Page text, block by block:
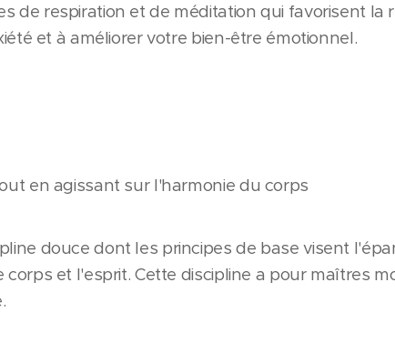
de respiration et de méditation qui favorisent la
et à améliorer votre bien-être émotionnel.
en agissant sur l'harmonie du corps
douce dont les principes de base visent
et l'esprit. Cette discipline a pour maîtres